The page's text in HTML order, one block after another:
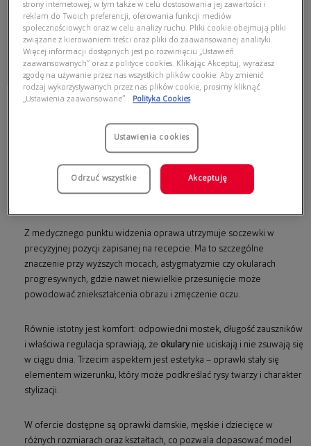
1525,00 zł
Oprawki do okularówpełnią znacznie ważniejszą rolę niż wyłącznie
estetyczną. To element, który odpowiada za prawidłowe ustawienie
soczewek względem źrenic, stabilność korekcji oraz codzienny
komfort noszenia. Właściwie dobrane
wpływają na
jakość widzenia, wygodę użytkowania i dopasowanie do stylu życia –
Z medycznego punktu widzenia oprawa utrzymuje soczewki w
precyzyjnej pozycji zapisanej na recepcie. Ma to szczególne
znaczenie przy wyższych mocach, astygmatyzmie czy okularach
progresywnych, gdzie nawet niewielkie przesunięcie może
powodować zniekształcenia obrazu i zmęczenie oczu.
Równie istotny jest komfort: odpowiedni mostek, długość zauszników
i właściwa regulacja sprawiają, że okularynie uciskają i nie zsuwają się
w ciągu dnia. Trzecim aspektem jest estetyka – oprawki stały się
elementem wizerunku, który może podkreślać rysy twarzy i charakter
stylizacji.
W ofercie dostępne są oprawki damskie, męskie i dziecięce w
różnych rozmiarach oraz kształtach, co pozwala dopasować model
strony internetowej, w tym także w celu dostosowania jej zawartości i
reklam do Twoich preferencji, oferowania funkcji mediów
społecznościowych oraz w celu analizy ruchu. Pliki cookie obejmują pliki
związane z kierowaniem treści oraz pliki do zaawansowanej analityki.
Więcej informacji dostępnych jest po rozwinięciu „Ustawień
zaawansowanych” oraz z polityce cookies. Klikając Akceptuj, wyrażasz
zgodę na używanie przez nas wszystkich plików cookie. Aby zmienić
rodzaj wykorzystywanych przez nas plików cookie, prosimy kliknąć
„Ustawienia zaawansowane”.
Polityka Cookies
Ustawienia cookies
Odrzuć wszystkie Akceptuję